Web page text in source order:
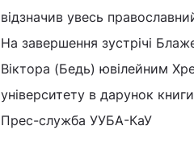
відзначив увесь
На завершення зустрічі
Віктора (Бедь) ювілейним
університету в дарунок
Прес-служба УУБА-КаУ